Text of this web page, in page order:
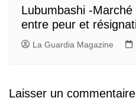
Lubumbashi -
entre peur et
La Guardia Magazine
Laisser un commentaire